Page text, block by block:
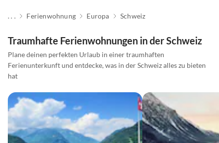
. . . Ferienwohnung Europa Schweiz
Traumhafte Ferienwohnungen in der Schweiz
Plane deinen perfekten Urlaub in einer traumhaften
Ferienunterkunft und entdecke, was in der Schweiz alles zu bieten
hat